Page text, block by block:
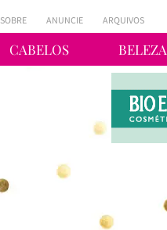
CABELOS BELEZA
SOBRE ANUNCIE ARQUIVOS